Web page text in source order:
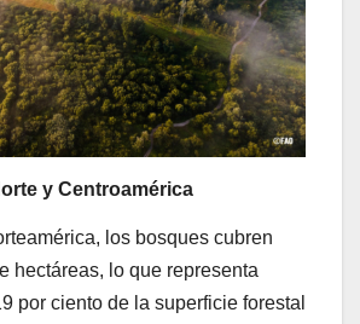
y Centroamérica
los bosques cubren
hectáreas, lo que representa
por ciento de la superficie forestal